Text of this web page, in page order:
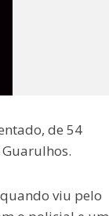
de 54
viu pelo